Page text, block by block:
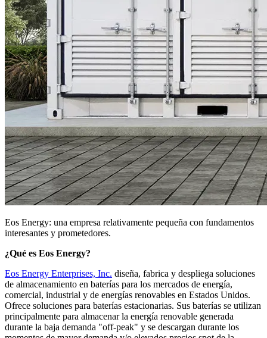
Eos Energy: una empresa relativamente pequeña con fundamentos
interesantes y prometedores.
¿Qué es Eos Energy?
Eos Energy Enterprises, Inc. diseña, fabrica y despliega soluciones
de almacenamiento en baterías para los mercados de energía,
comercial, industrial y de energías renovables en Estados Unidos.
Ofrece soluciones para baterías estacionarias. Sus baterías se utilizan
principalmente para almacenar la energía renovable generada
durante la baja demanda "off-peak" y se descargan durante los